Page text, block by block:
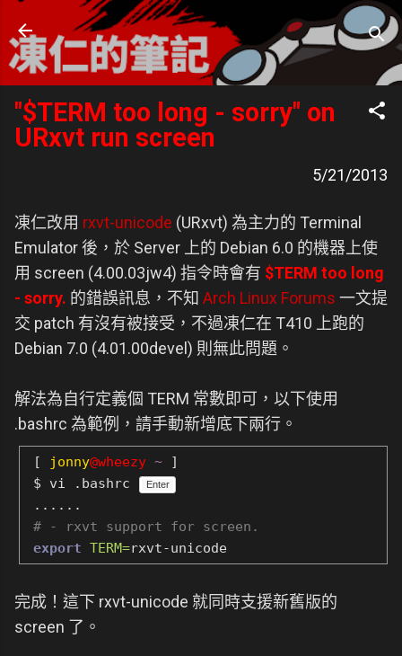
跳到主要內容
凍仁的筆記
- https://note.drx.tw
"$TERM too long - sorry" on
URxvt run screen
5/21/2013
凍仁改用 rxvt-unicode (URxvt) 為主力的 Terminal
Emulator 後，於 Server 上的 Debian 6.0 的機器上使
用 screen (4.00.03jw4) 指令時會有 $TERM too long
- sorry. 的錯誤訊息，不知 Arch Linux Forums 一文提
交 patch 有沒有被接受，不過凍仁在 T410 上跑的
Debian 7.0 (4.01.00devel) 則無此問題。
解法為自行定義個 TERM 常數即可，以下使用
.bashrc 為範例，請手動新增底下兩行。
[ jonny@wheezy ~ ]
$ vi .bashrc
Enter
......
# - rxvt support for screen.
export TERM=rxvt-unicode
完成！這下 rxvt-unicode 就同時支援新舊版的
screen 了。